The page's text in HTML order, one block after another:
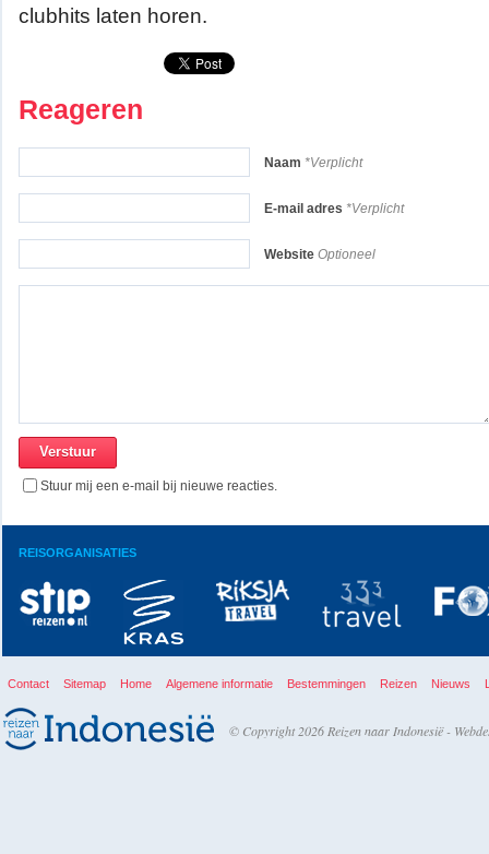
clubhits laten horen.
Reageren
Naam *Verplicht
E-mail adres *Verplicht
Website Optioneel
Stuur mij een e-mail bij nieuwe reacties.
REISORGANISATIES
Contact Sitemap Home Algemene informatie Bestemmingen Reizen Nieuws
© Copyright 2026 Reizen naar Indonesië -